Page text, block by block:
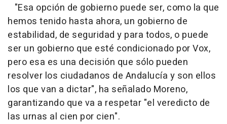
"Esa opción de gobierno puede ser, como la que
hemos tenido hasta ahora, un gobierno de
estabilidad, de seguridad y para todos, o puede
ser un gobierno que esté condicionado por Vox,
pero esa es una decisión que sólo pueden
resolver los ciudadanos de Andalucía y son ellos
los que van a dictar", ha señalado Moreno,
garantizando que va a respetar "el veredicto de
las urnas al cien por cien".